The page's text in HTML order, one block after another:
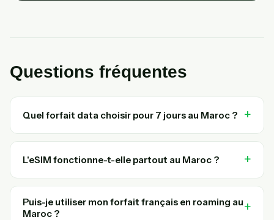
Questions fréquentes
Quel forfait data choisir pour 7 jours au Maroc ?
L'eSIM fonctionne-t-elle partout au Maroc ?
Puis-je utiliser mon forfait français en roaming au
Maroc ?